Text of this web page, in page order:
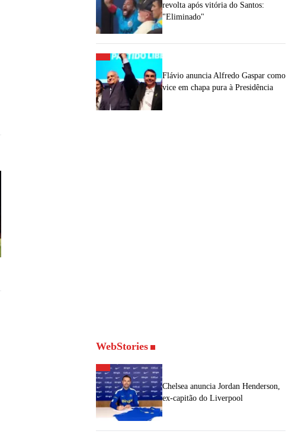
revolta após vitória do Santos:
"Eliminado"
Flávio anuncia Alfredo Gaspar como
vice em chapa pura à Presidência
WebStories
Chelsea anuncia Jordan Henderson,
ex-capitão do Liverpool